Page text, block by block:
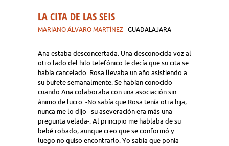
LA CITA DE LAS SEIS
MARIANO ÁLVARO MARTÍNEZ · GUADALAJARA
Ana estaba desconcertada. Una desconocida voz al
otro lado del hilo telefónico le decía que su cita se
había cancelado. Rosa llevaba un año asistiendo a
su bufete semanalmente. Se habían conocido
cuando Ana colaboraba con una asociación sin
ánimo de lucro. -No sabía que Rosa tenía otra hija,
nunca me lo dijo –su aseveración era más una
pregunta velada-. Al principio me hablaba de su
bebé robado, aunque creo que se conformó y
luego no quiso encontrarlo. Yo sabía que ponía